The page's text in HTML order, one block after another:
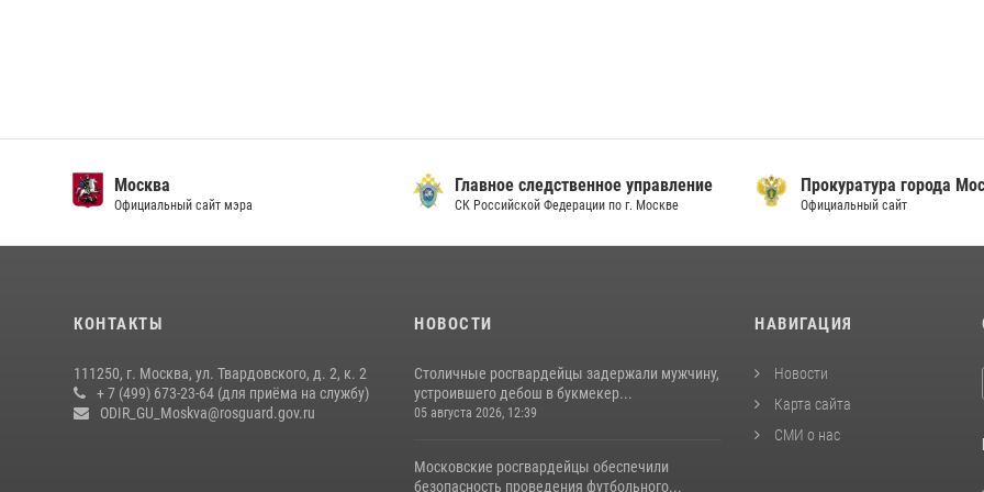
Москва
Официальный сайт мэра
Главное следственное управление
СК Российской Федерации по г. Москве
Прокуратура города
Официальный сайт
КОНТАКТЫ
111250, г. Москва, ул. Твардовского, д. 2, к. 2
+ 7 (499) 673-23-64 (для приёма на службу)
ODIR_GU_Moskva@rosguard.gov.ru
НОВОСТИ
Столичные росгвардейцы задержали мужчину,
устроившего дебош в букмекер...
05 августа 2026, 12:39
Московские росгвардейцы обеспечили
безопасность проведения футбольного...
НАВИГАЦИЯ
Новости
Карта сайта
СМИ о нас